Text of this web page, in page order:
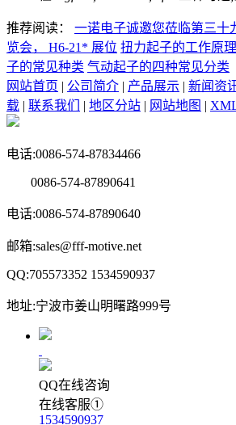
推荐阅读： 一诺电子诚邀您莅临第三十
览会， H6-21* 展位 扭力起子的工作原
子的常见种类 气动起子的四种常见分类
网站首页 | 公司简介 | 产品展示 | 新闻资
载 | 联系我们 | 地区分站 | 网站地图 |
电话:0086-574-87834466
0086-574-87890641
电话:0086-574-87890640
邮箱:sales@fff-motive.net
QQ:705573352 1534590937
地址:宁波市姜山明曙路999号
QQ在线咨询
在线客服①
1534590937